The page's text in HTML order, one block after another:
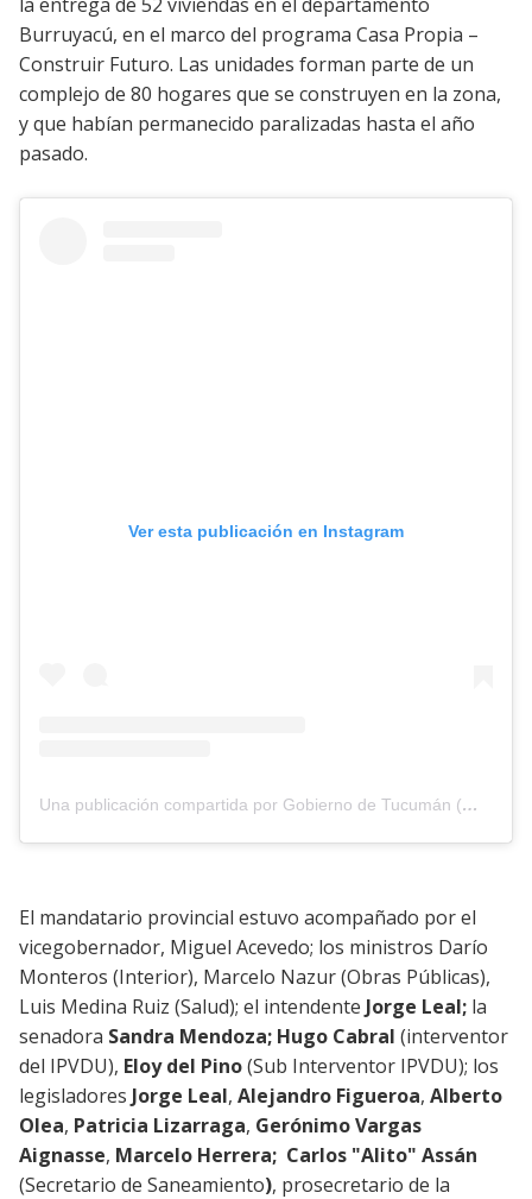
Burruyacú, en el marco del programa Casa Propia –
Construir Futuro. Las unidades forman parte de un
complejo de 80 hogares que se construyen en la zona,
y que habían permanecido paralizadas hasta el año
pasado.
Ver esta publicación en Instagram
Una publicación compartida por Gobierno de Tucumán (@gobiernodetucuman)
El mandatario provincial estuvo acompañado por el
vicegobernador, Miguel Acevedo; los ministros Darío
Monteros (Interior), Marcelo Nazur (Obras Públicas),
Luis Medina Ruiz (Salud); el intendente Jorge Leal; la
senadora Sandra Mendoza; Hugo Cabral (interventor
del IPVDU), Eloy del Pino(Sub Interventor IPVDU); los
legisladores Jorge Leal, Alejandro Figueroa, Alberto
Olea, Patricia Lizarraga, Gerónimo Vargas
Aignasse, Marcelo Herrera; Carlos "Alito" Assán
(Secretario de Saneamiento), prosecretario de la